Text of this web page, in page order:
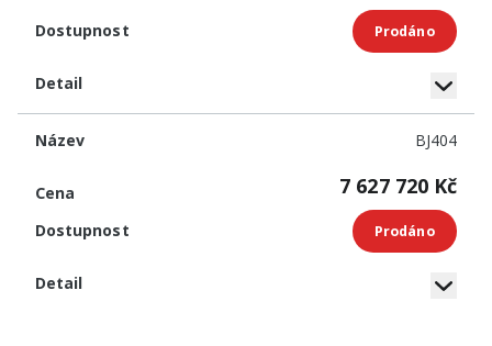
Prodáno
BJ404
7 627 720 Kč
Prodáno